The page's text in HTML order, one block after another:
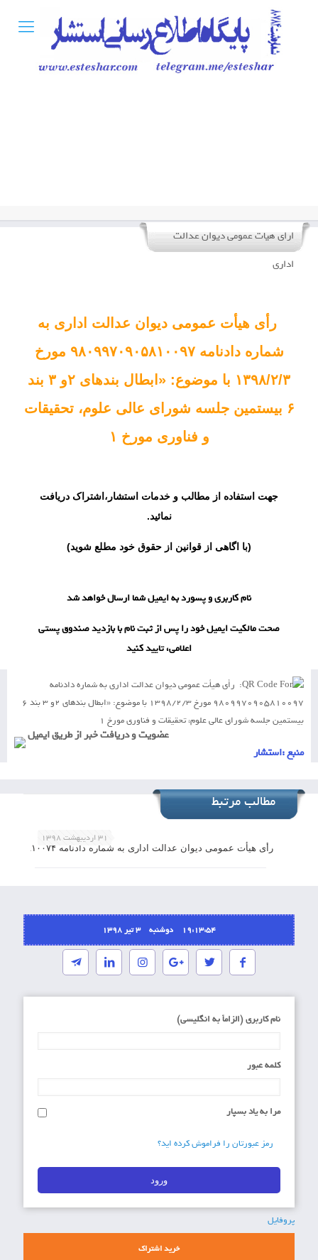
ارای هیات عمومی دیوان عدالت
اداری
رأی هیأت عمومی دیوان عدالت اداری به
شماره دادنامه ۹۸۰۹۹۷۰۹۰۵۸۱۰۰۹۷ مورخ
۱۳۹۸/۲/۳ با موضوع: «ابطال بندهای ۲و ۳ بند
۶ بیستمین جلسه شورای عالی علوم، تحقیقات
و فناوری مورخ ۱
جهت استفاده از مطالب و خدمات استشار، اشتراک دریافت
نمائید.
(با اگاهی از قوانین از حقوق خود مطلع شوید)
نام کاربری و پسورد به ایمیل شما ارسال خواهد شد
صحت مالکیت ایمیل خود را پس از ثبت نام با بازدید صندوق پستی
اعلامی، تایید کنید
منبع :استشار
مطالب مرتبط
۳۱ اردیبهشت ۱۳۹۸
رأی هیأت عمومی دیوان عدالت اداری به شماره دادنامه ۹۸۰۹۹۷۰۹۰۵۸۱۰۰۷۴ مورخ ۱۳۹۸/۱/۲۷ با موضوع: «ابطال بند۹، ۲، ۲ مجموعه مقررات و شرایط استفاده از گاز طبیعی شرکت ملی گاز ایران
19:13:54 دوشنبه ۳ تیر ۱۳۹۸
نام کاربری (الزاماَ به انگلیسی)
کلمه عبور
مرا به یاد بسپار
رمز عبورتان را فراموش کرده اید؟
پروفایل
خرید اشتراک